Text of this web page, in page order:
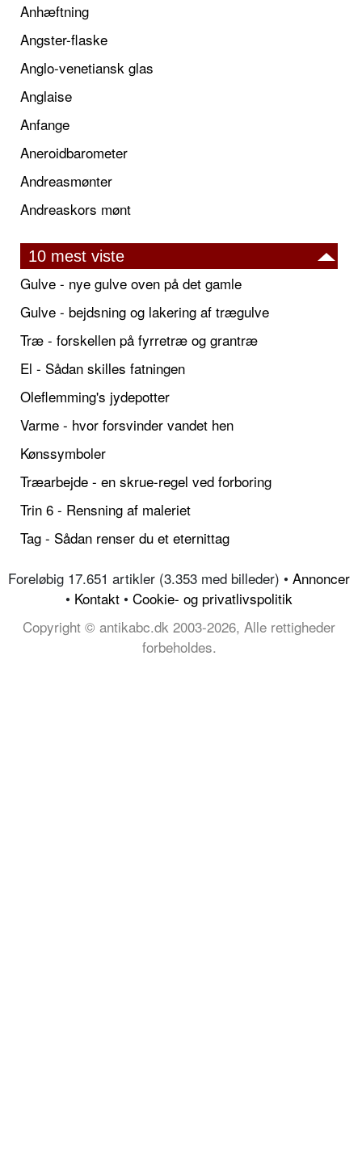
Anhæftning
Angster-flaske
Anglo-venetiansk glas
Anglaise
Anfange
Aneroidbarometer
Andreasmønter
Andreaskors mønt
10 mest viste
Gulve - nye gulve oven på det gamle
Gulve - bejdsning og lakering af trægulve
Træ - forskellen på fyrretræ og grantræ
El - Sådan skilles fatningen
Oleflemming's jydepotter
Varme - hvor forsvinder vandet hen
Kønssymboler
Træarbejde - en skrue-regel ved forboring
Trin 6 - Rensning af maleriet
Tag - Sådan renser du et eternittag
Foreløbig 17.651 artikler (3.353 med billeder) • Annoncer
• Kontakt • Cookie- og privatlivspolitik
Copyright © antikabc.dk 2003-2026, Alle rettigheder
forbeholdes.